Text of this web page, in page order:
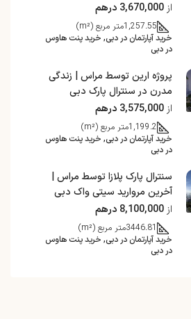
از3,670,000 درهم
1,257.55متر مربع (m²)
خرید آپارتمان در دبی, خرید پنت هاوس
در دبی
پروژه ارین توسط مراس | زندگی
مدرن در سنترال پارک دبی
از3,575,000 درهم
1,199.2متر مربع (m²)
خرید آپارتمان در دبی, خرید پنت هاوس
در دبی
سنترال پارک پلازا توسط مراس |
آخرین مروارید سیتی واک دبی
از8,100,000 درهم
3446.81متر مربع (m²)
خرید آپارتمان در دبی, خرید پنت هاوس
در دبی